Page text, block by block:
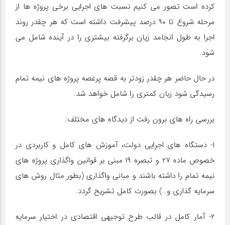
کرده است تصور می کنیم نسبت های اجرایی برخی پروژه ها از
مرحله شروع تا ۹۰ درصد پیشرفت داشته است که هر چقدر روند
اجرا به طول انجامد زیان برگرفته بیشتری را در آینده شامل می
شود.
در حال حاضر هر چقدر زودتر به قصه پرغصه پروژه های نیمه تمام
رسیدگی شود زیان کمتری را شامل خواهد شد.
بررسی راه های برون رفت از دیدگاه های مختلف:
۱- دستگاه های اجرایی دولت، آموزش های کامل و کاربردی در
خصوص ماده ۲۷ و تبصره ۱۹ مبنی بر قوانین واگذاری پروژه های
نیمه تمام را داشته باشند و مبانی واگذاری (بطور مثال روش های
سرمایه گذاری و…) بصورت کامل تشریح گردد.
۲- آمار کامل در قالب طرح توجیهی اقتصادی در اختیار سرمایه